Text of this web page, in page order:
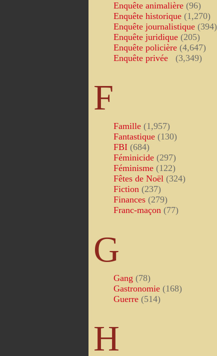
Enquête animalière (96)
Enquête historique (1,270)
Enquête journalistique (394)
Enquête juridique (205)
Enquête policière (4,647)
Enquête privée
(3,349)
F
Famille (1,957)
Fantastique (130)
FBI (684)
Féminicide (297)
Féminisme (122)
Fêtes de Noël (324)
Fiction (237)
Finances (279)
Franc-maçon (77)
G
Gang (78)
Gastronomie (168)
Guerre (514)
H